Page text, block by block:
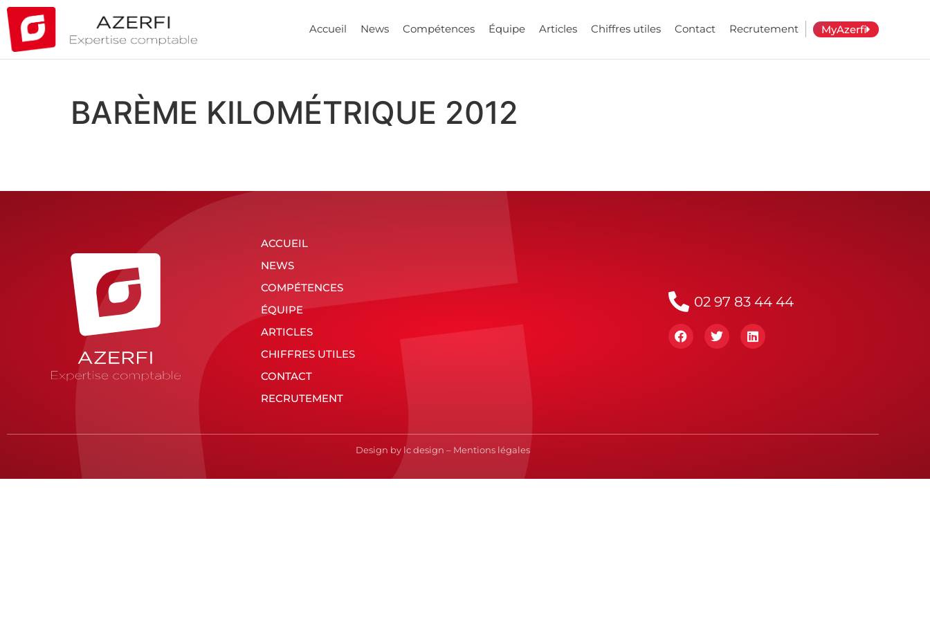
Accueil News Compétences Équipe Articles Chiffres utiles Contact Recrutement MyAzerfi
BARÈME KILOMÉTRIQUE 2012
ACCUEIL
NEWS
COMPÉTENCES
ÉQUIPE
ARTICLES
CHIFFRES UTILES
CONTACT
RECRUTEMENT
02 97 83 44 44
Design by lc design – Mentions légales